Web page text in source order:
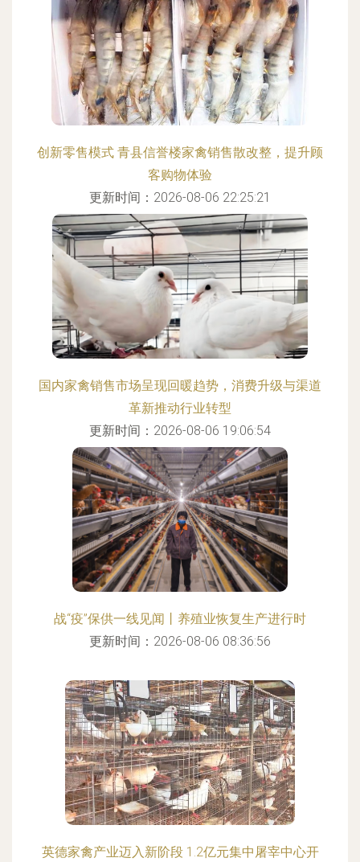
创新零售模式 青县信誉楼家禽销售散改整，提升顾
客购物体验
更新时间：2026-08-06 22:25:21
国内家禽销售市场呈现回暖趋势，消费升级与渠道
革新推动行业转型
更新时间：2026-08-06 19:06:54
战“疫”保供一线见闻丨养殖业恢复生产进行时
更新时间：2026-08-06 08:36:56
英德家禽产业迈入新阶段 1.2亿元集中屠宰中心开